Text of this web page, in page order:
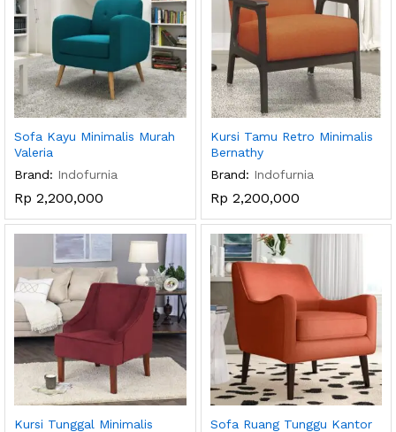
Sofa Kayu Minimalis Murah
Valeria
Brand: Indofurnia
Rp 2,200,000
Kursi Tamu Retro Minimalis
Bernathy
Brand: Indofurnia
Rp 2,200,000
Kursi Tunggal Minimalis
Sofa Ruang Tunggu Kantor